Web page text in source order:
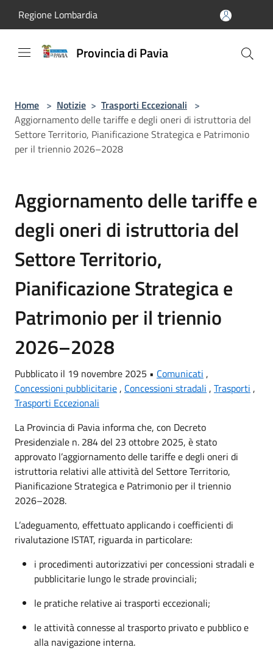
Regione Lombardia
Provincia di Pavia
Home > Notizie > Trasporti Eccezionali >
Aggiornamento delle tariffe e degli oneri di istruttoria del
Settore Territorio, Pianificazione Strategica e Patrimonio
per il triennio 2026–2028
Aggiornamento delle tariffe e
degli oneri di istruttoria del
Settore Territorio,
Pianificazione Strategica e
Patrimonio per il triennio
2026–2028
Pubblicato il 19 novembre 2025 • Comunicati ,
Concessioni pubblicitarie , Concessioni stradali , Trasporti ,
Trasporti Eccezionali
La Provincia di Pavia informa che, con Decreto
Presidenziale n. 284 del 23 ottobre 2025, è stato
approvato l’aggiornamento delle tariffe e degli oneri di
istruttoria relativi alle attività del Settore Territorio,
Pianificazione Strategica e Patrimonio per il triennio
2026–2028.
L’adeguamento, effettuato applicando i coefficienti di
rivalutazione ISTAT, riguarda in particolare:
i procedimenti autorizzativi per concessioni stradali e
pubblicitarie lungo le strade provinciali;
le pratiche relative ai trasporti eccezionali;
le attività connesse al trasporto privato e pubblico e
alla navigazione interna.